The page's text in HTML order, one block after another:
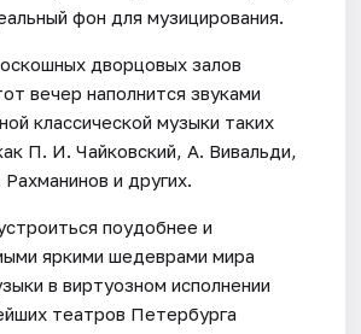
фон для музицирования.
дворцовых залов
вечер наполнится звуками
классической музыки таких
П. И. Чайковский, А. Вивальди,
и других.
поудобнее и
яркими шедеврами мира
в виртуозном исполнении
театров Петербурга